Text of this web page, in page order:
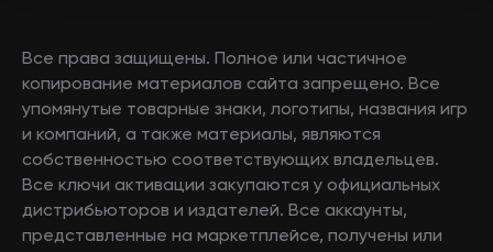
Все права защищены. Полное или частичное
копирование материалов сайта запрещено. Все
упомянутые товарные знаки, логотипы, названия игр
и компаний, а также материалы, являются
собственностью соответствующих владельцев.
Все ключи активации закупаются у официальных
дистрибьюторов и издателей. Все аккаунты,
представленные на маркетплейсе, получены или